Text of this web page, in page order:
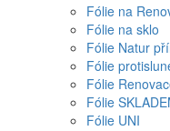
Fólie na
Fólie na sklo
Fólie Natur
Fólie
Fólie
Fólie
Fólie UNI